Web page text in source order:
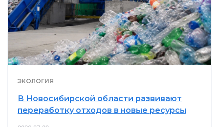
ЭКОЛОГИЯ
В Новосибирской области развивают
переработку отходов в новые ресурсы